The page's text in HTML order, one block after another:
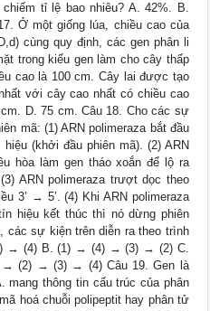
tỉ lệ bao nhiêu? A. 42%. B.
Ở một giống lúa, chiều cao của
cùng quy định, các gen phân li
trong kiểu gen làm cho cây thấp
cao là 100 cm. Cây lai được tạo
với cây cao nhất có chiều cao
D. 75 cm. Câu 18. Cho các sự
mã: (1) ARN polimeraza bắt đầu
(khởi đầu phiên mã). (2) ARN
hòa làm gen tháo xoắn để lộ ra
ARN polimeraza trượt dọc theo
3’ → 5’. (4) Khi ARN polimeraza
hiệu kết thúc thì nó dừng phiên
các sự kiện trên diễn ra theo trình
→ (4) B. (1) → (4) → (3) → (2) C.
(2) → (3) → (4) Câu 19. Gen là
mang thông tin cấu trúc của phân
hoá chuỗi polipeptit hay phân tử